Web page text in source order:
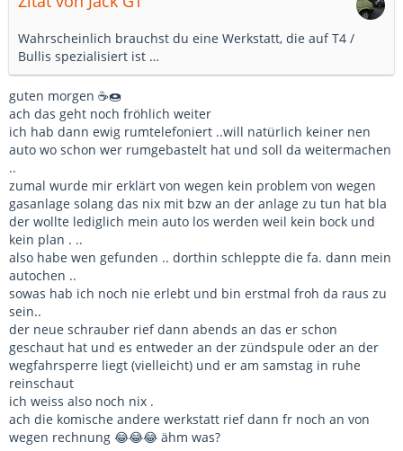
Wahrscheinlich brauchst du eine Werkstatt, die auf T4 /
Bullis spezialisiert ist …
guten morgen ☕🍩
ach das geht noch fröhlich weiter
ich hab dann ewig rumtelefoniert ..will natürlich keiner nen
auto wo schon wer rumgebastelt hat und soll da weitermachen
..
zumal wurde mir erklärt von wegen kein problem von wegen
gasanlage solang das nix mit bzw an der anlage zu tun hat bla
der wollte lediglich mein auto los werden weil kein bock und
kein plan . ..
also habe wen gefunden .. dorthin schleppte die fa. dann mein
autochen ..
sowas hab ich noch nie erlebt und bin erstmal froh da raus zu
sein..
der neue schrauber rief dann abends an das er schon
geschaut hat und es entweder an der zündspule oder an der
wegfahrsperre liegt (vielleicht) und er am samstag in ruhe
reinschaut
ich weiss also noch nix .
ach die komische andere werkstatt rief dann fr noch an von
wegen rechnung 😂😂😂 ähm was?